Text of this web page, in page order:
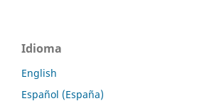
Idioma
English
Español (España)